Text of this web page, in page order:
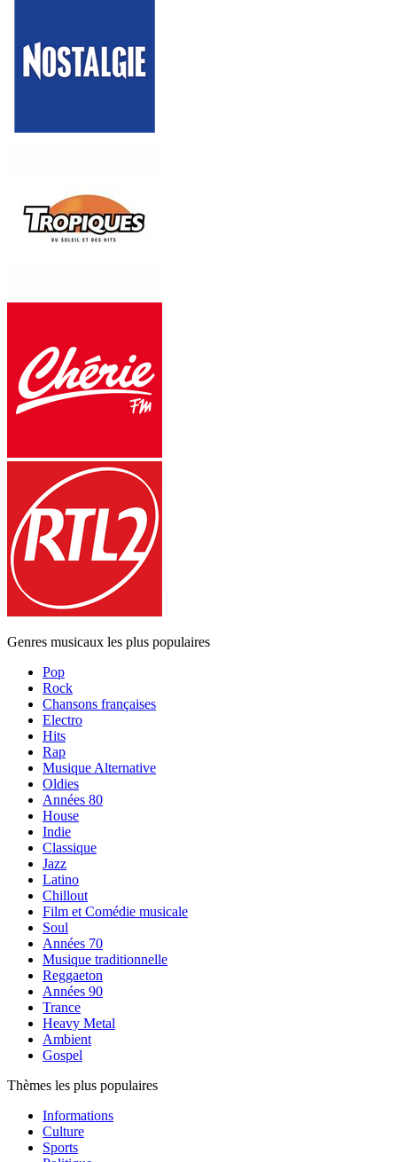
Genres musicaux les plus populaires
Pop
Rock
Chansons françaises
Electro
Hits
Rap
Musique Alternative
Oldies
Années 80
House
Indie
Classique
Jazz
Latino
Chillout
Film et Comédie musicale
Soul
Années 70
Musique traditionnelle
Reggaeton
Années 90
Trance
Heavy Metal
Ambient
Gospel
Thèmes les plus populaires
Informations
Culture
Sports